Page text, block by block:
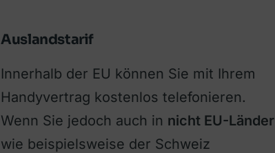
Auslandstarif
Innerhalb der EU können Sie mit Ihrem
Handyvertrag kostenlos telefonieren.
Wenn Sie jedoch auch in nicht EU-Länder
wie beispielsweise der Schweiz